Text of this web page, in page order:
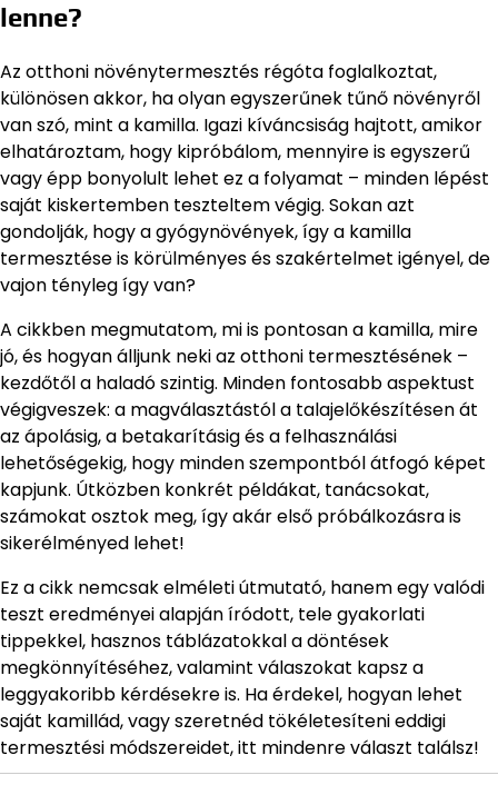
lenne?
Az otthoni növénytermesztés régóta foglalkoztat,
különösen akkor, ha olyan egyszerűnek tűnő növényről
van szó, mint a kamilla. Igazi kíváncsiság hajtott, amikor
elhatároztam, hogy kipróbálom, mennyire is egyszerű
vagy épp bonyolult lehet ez a folyamat – minden lépést
saját kiskertemben teszteltem végig. Sokan azt
gondolják, hogy a gyógynövények, így a kamilla
termesztése is körülményes és szakértelmet igényel, de
vajon tényleg így van?
A cikkben megmutatom, mi is pontosan a kamilla, mire
jó, és hogyan álljunk neki az otthoni termesztésének –
kezdőtől a haladó szintig. Minden fontosabb aspektust
végigveszek: a magválasztástól a talajelőkészítésen át
az ápolásig, a betakarításig és a felhasználási
lehetőségekig, hogy minden szempontból átfogó képet
kapjunk. Útközben konkrét példákat, tanácsokat,
számokat osztok meg, így akár első próbálkozásra is
sikerélményed lehet!
Ez a cikk nemcsak elméleti útmutató, hanem egy valódi
teszt eredményei alapján íródott, tele gyakorlati
tippekkel, hasznos táblázatokkal a döntések
megkönnyítéséhez, valamint válaszokat kapsz a
leggyakoribb kérdésekre is. Ha érdekel, hogyan lehet
saját kamillád, vagy szeretnéd tökéletesíteni eddigi
termesztési módszereidet, itt mindenre választ találsz!